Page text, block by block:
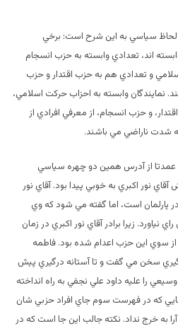
از لحاظ سياسي به اين شرح است: برخي
اند، تعدادي وابسته به حزب انسجام
و تعدادي هم به حزب اقتدار و حزب
وابسته به احزاب حركت اسلامي،
و حزب انسجام، از معرفي افرادي از
شدت ناراضي مي باشند.
از آدرس همين دو چهره سياسي
نور اكبري به خوبي پيدا بود. آقاي نور
در پارلمان است، اما گفته مي شود كه وي
نياورد. زيرا برادر آقاي نور اكبري در زمان
سوي اين حزب اعدام شده بود. فاطمه
گيري سخن مي گفت و تا آستانه درگيري پيش
را عليه داود علي نجفي به راه انداخته
كه در فهرست سوم جاي افراد حزبي شان
به خرج نداد. نكته جالب اين جا است كه در